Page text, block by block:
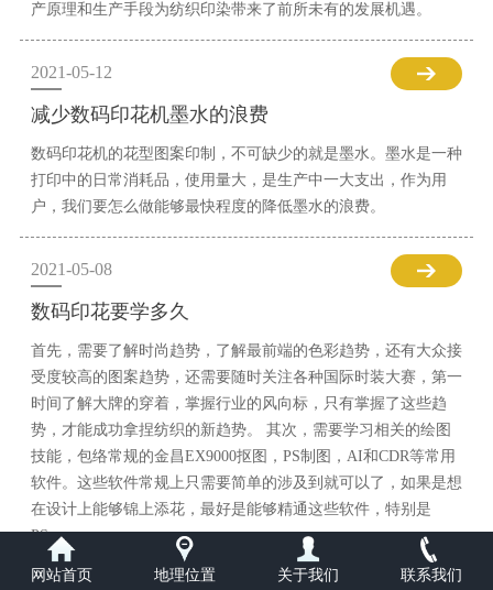
产原理和生产手段为纺织印染带来了前所未有的发展机遇。
2021-05-12
减少数码印花机墨水的浪费
数码印花机的花型图案印制，不可缺少的就是墨水。墨水是一种
打印中的日常消耗品，使用量大，是生产中一大支出，作为用
户，我们要怎么做能够最快程度的降低墨水的浪费。
2021-05-08
数码印花要学多久
首先，需要了解时尚趋势，了解最前端的色彩趋势，还有大众接
受度较高的图案趋势，还需要随时关注各种国际时装大赛，第一
时间了解大牌的穿着，掌握行业的风向标，只有掌握了这些趋
势，才能成功拿捏纺织的新趋势。 其次，需要学习相关的绘图
技能，包络常规的金昌EX9000抠图，PS制图，AI和CDR等常用
软件。这些软件常规上只需要简单的涉及到就可以了，如果是想
在设计上能够锦上添花，最好是能够精通这些软件，特别是
PS。
网站首页 地理位置 关于我们 联系我们